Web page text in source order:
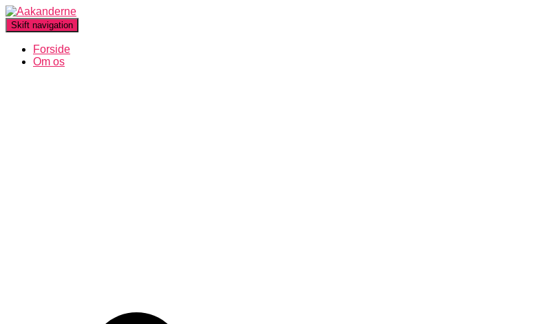
Skift navigation
Forside
Om os